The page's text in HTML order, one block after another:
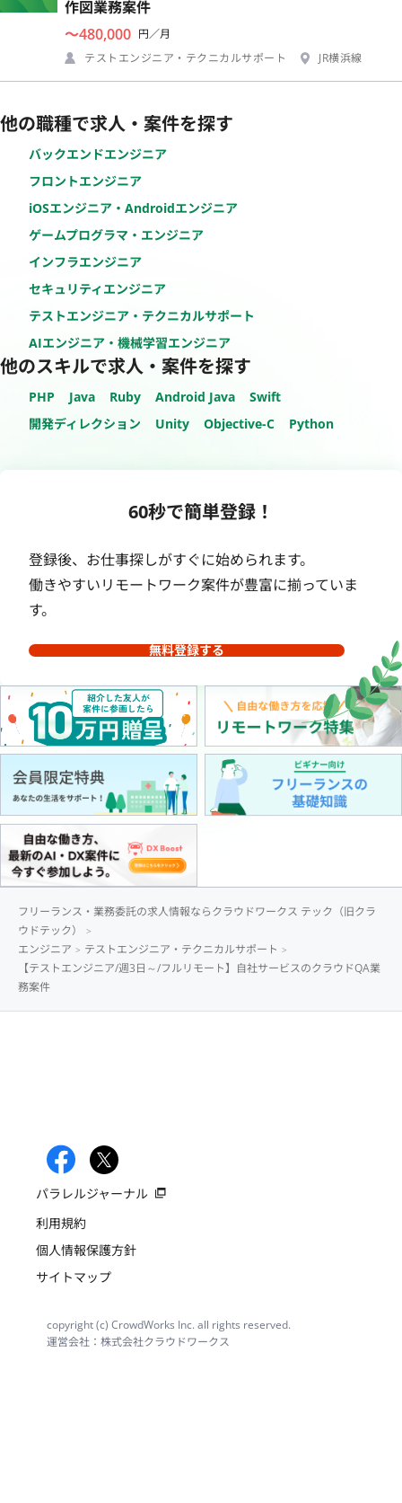
作図業務案件
〜480,000 円／月
テストエンジニア・テクニカルサポート
JR横浜線
他の職種で求人・案件を探す
バックエンドエンジニア
フロントエンジニア
iOSエンジニア・Androidエンジニア
ゲームプログラマ・エンジニア
インフラエンジニア
セキュリティエンジニア
テストエンジニア・テクニカルサポート
AIエンジニア・機械学習エンジニア
他のスキルで求人・案件を探す
PHP Java Ruby Android Java
Swift
開発ディレクション
Unity Objective-C Python
60秒で簡単登録！
登録後、お仕事探しがすぐに始められます。
働きやすいリモートワーク案件が豊富に揃っていま
す。
無料登録する
フリーランス・業務委託の求人情報ならクラウドワークス テック（旧クラ
ウドテック）
エンジニア
テストエンジニア・テクニカルサポート
【テストエンジニア/週3日～/フルリモート】自社サービスのクラウドQA業
務案件
パラレルジャーナル
利用規約
個人情報保護方針
サイトマップ
copyright (c) CrowdWorks Inc. all rights reserved.
運営会社：株式会社クラウドワークス